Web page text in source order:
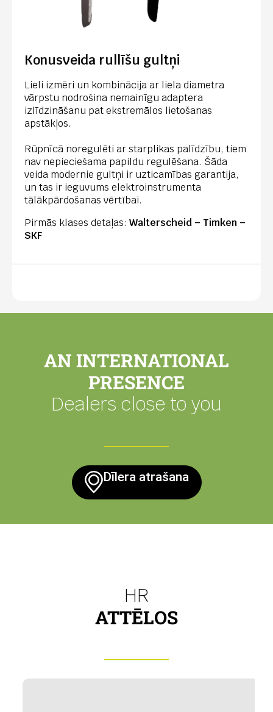
Konusveida rullīšu gultņi
Lieli izmēri un kombinācija ar liela diametra
vārpstu nodrošina nemainīgu adaptera
izlīdzināšanu pat ekstremālos lietošanas
apstākļos.
Rūpnīcā noregulēti ar starplikas palīdzību, tiem
nav nepieciešama papildu regulēšana. Šāda
veida modernie gultņi ir uzticamības garantija,
un tas ir ieguvums elektroinstrumenta
tālākpārdošanas vērtībai.
Pirmās klases detaļas: Walterscheid – Timken –
SKF
AN INTERNATIONAL
PRESENCE
Dealers close to you
Dīlera atrašana
HR
ATTĒLOS